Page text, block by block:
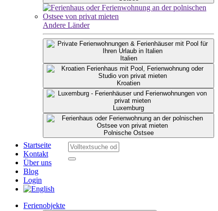
Andere Länder
Italien
Kroatien
Luxemburg
Polnische Ostsee
Startseite
Kontakt
Über uns
Blog
Login
Ferienobjekte